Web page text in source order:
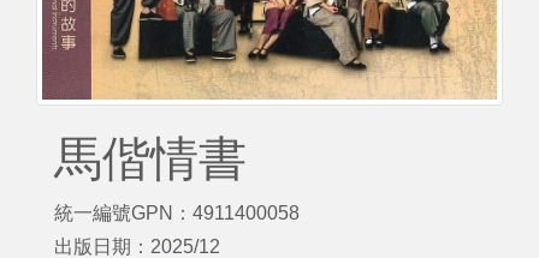
馬偕情書
統一編號GPN：4911400058
出版日期：2025/12